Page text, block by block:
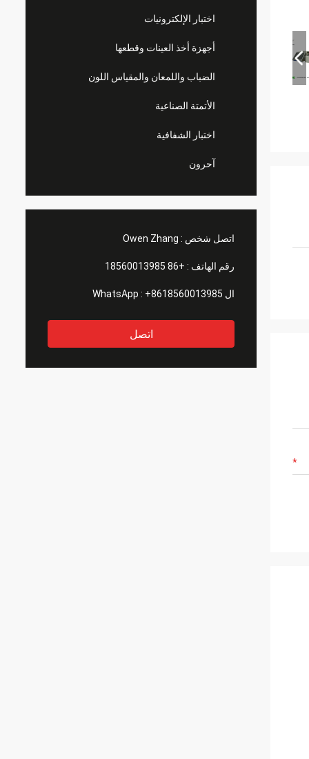
اختبار الإلكترونيات
أجهزة أخذ العينات وقطعها
الضباب واللمعان والمقياس اللون
الأتمتة الصناعية
اختبار الشفافية
آحرون
اتصل شخص : Owen Zhang
رقم الهاتف : +86 18560013985
ال WhatsApp : +8618560013985
اتصل